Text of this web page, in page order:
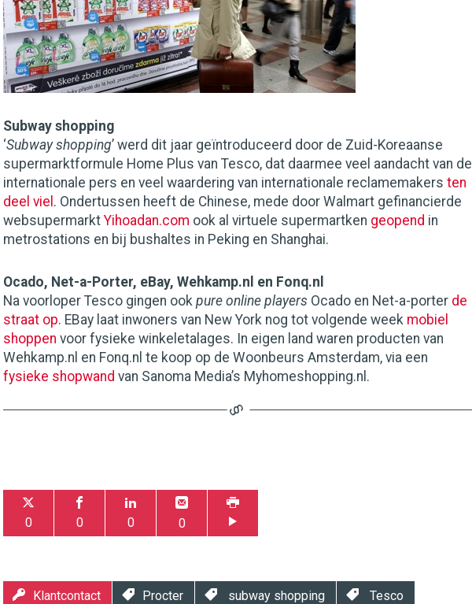
Subway shopping
‘Subway shopping’ werd dit jaar geïntroduceerd door de Zuid-Koreaanse
supermarktformule Home Plus van Tesco, dat daarmee veel aandacht van de
internationale pers en veel waardering van internationale reclamemakers ten
deel viel . Ondertussen heeft de Chinese, mede door Walmart gefinancierde
websupermarkt Yihoadan.com ook al virtuele supermartken geopend in
metrostations en bij bushaltes in Peking en Shanghai.
Ocado, Net-a-Porter, eBay, Wehkamp.nl en Fonq.nl
Na voorloper Tesco gingen ook pure online players Ocado en Net-a-porter de
straat op. EBay laat inwoners van New York nog tot volgende week mobiel
shoppen voor fysieke winkeletalages. In eigen land waren producten van
Wehkamp.nl en Fonq.nl te koop op de Woonbeurs Amsterdam, via een
fysieke shopwand van Sanoma Media’s Myhomeshopping.nl.
0 0 0 0
Klantcontact Procter subway shopping Tesco